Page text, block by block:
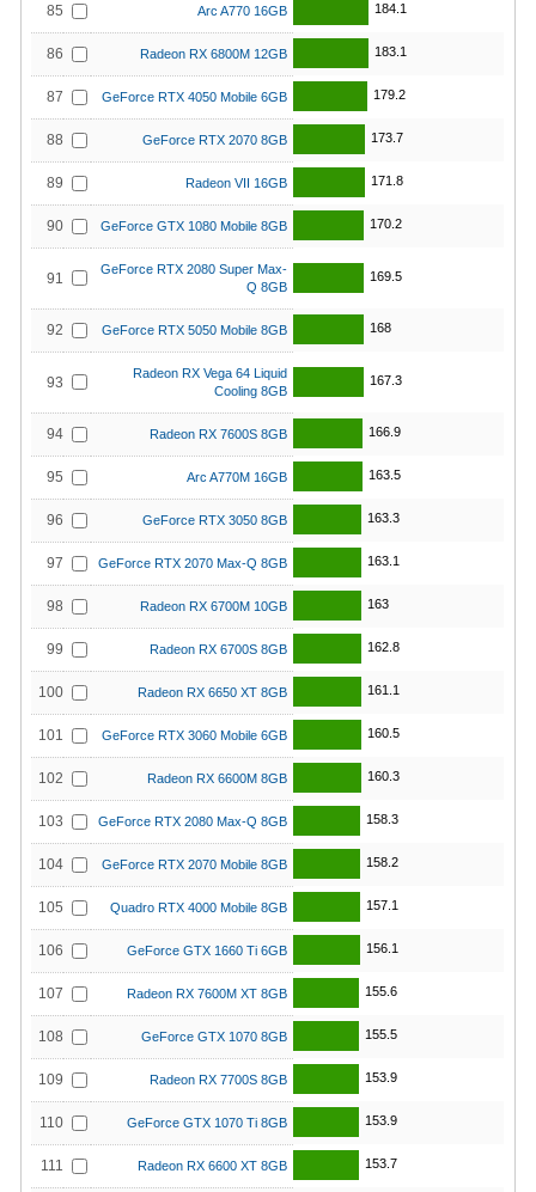
85 Arc A770 16GB 184.1
86 Radeon RX 6800M 12GB 183.1
87 GeForce RTX 4050 Mobile 6GB 179.2
88 GeForce RTX 2070 8GB 173.7
89 Radeon VII 16GB 171.8
90 GeForce GTX 1080 Mobile 8GB 170.2
91
GeForce RTX 2080 Super Max-
Q 8GB
169.5
92 GeForce RTX 5050 Mobile 8GB 168
93
Radeon RX Vega 64 Liquid
Cooling 8GB
167.3
94 Radeon RX 7600S 8GB 166.9
95 Arc A770M 16GB 163.5
96 GeForce RTX 3050 8GB 163.3
97 GeForce RTX 2070 Max-Q 8GB 163.1
98 Radeon RX 6700M 10GB 163
99 Radeon RX 6700S 8GB 162.8
100 Radeon RX 6650 XT 8GB 161.1
101 GeForce RTX 3060 Mobile 6GB 160.5
102 Radeon RX 6600M 8GB 160.3
103 GeForce RTX 2080 Max-Q 8GB 158.3
104 GeForce RTX 2070 Mobile 8GB 158.2
105 Quadro RTX 4000 Mobile 8GB 157.1
106 GeForce GTX 1660 Ti 6GB 156.1
107 Radeon RX 7600M XT 8GB 155.6
108 GeForce GTX 1070 8GB 155.5
109 Radeon RX 7700S 8GB 153.9
110 GeForce GTX 1070 Ti 8GB 153.9
111 Radeon RX 6600 XT 8GB 153.7